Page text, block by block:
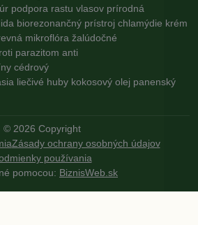
podpora rastu vlasov prírodná
biorezonančný prístroj chlamýdie krém
mikroflóra žalúdočné
parazitom anti
cédrový
liečivé huby kokosový olej panenský
© 2026 Copyright
Zásady ochrany osobných údajov
používania
pomocou: BiznisWeb.sk